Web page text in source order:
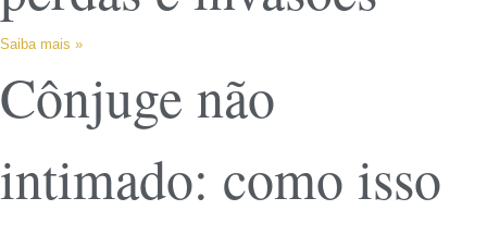
Saiba mais »
Cônjuge não
intimado: como isso